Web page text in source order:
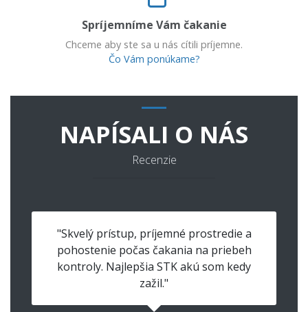
Spríjemníme Vám čakanie
Chceme aby ste sa u nás cítili príjemne.
Čo Vám ponúkame?
NAPÍSALI O NÁS
Recenzie
"Skvelý prístup, príjemné prostredie a
pohostenie počas čakania na priebeh
kontroly. Najlepšia STK akú som kedy
zažil."